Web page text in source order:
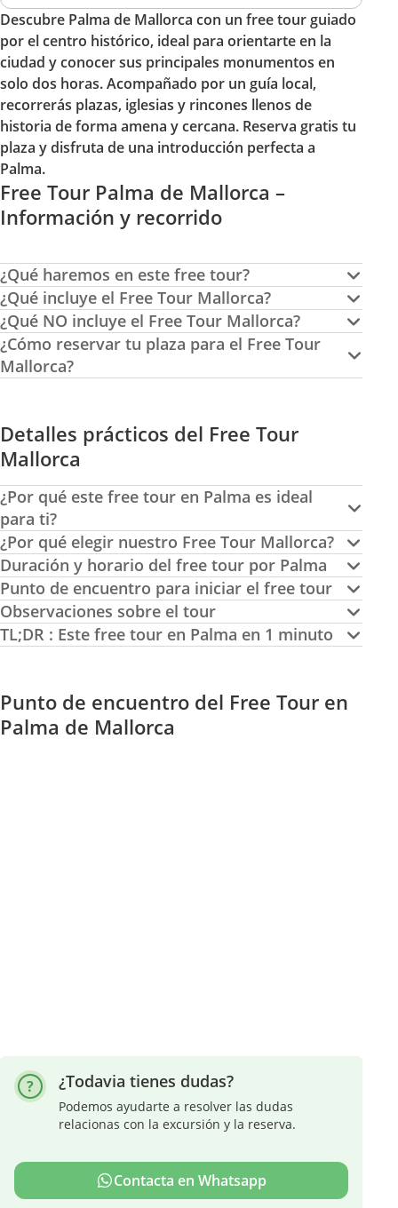
Descubre Palma de Mallorca con un free tour guiado
por el centro histórico, ideal para orientarte en la
ciudad y conocer sus principales monumentos en
solo dos horas. Acompañado por un guía local,
recorrerás plazas, iglesias y rincones llenos de
historia de forma amena y cercana. Reserva gratis tu
plaza y disfruta de una introducción perfecta a
Palma.
Free Tour Palma de Mallorca –
Información y recorrido
¿Qué haremos en este free tour?
¿Qué incluye el Free Tour Mallorca?
¿Qué NO incluye el Free Tour Mallorca?
¿Cómo reservar tu plaza para el Free Tour
Mallorca?
Detalles prácticos del Free Tour
Mallorca
¿Por qué este free tour en Palma es ideal
para ti?
¿Por qué elegir nuestro Free Tour Mallorca?
Duración y horario del free tour por Palma
Punto de encuentro para iniciar el free tour
Observaciones sobre el tour
TL;DR : Este free tour en Palma en 1 minuto
Punto de encuentro del Free Tour en
Palma de Mallorca
¿Todavia tienes dudas?
Podemos ayudarte a resolver las dudas
relacionas con la excursión y la reserva.
Contacta en Whatsapp